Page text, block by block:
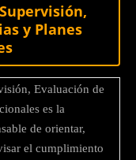
y Planes
Evaluación de
es la
de orientar,
el cumplimiento